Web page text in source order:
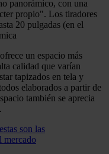
panorámico, con una
propio". Los tiradores
20 pulgadas (en el
un espacio más
calidad que varían
tapizados en tela y
elaborados a partir de
también se aprecia